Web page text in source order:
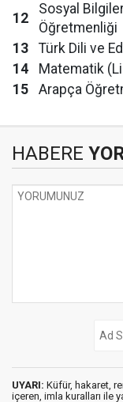
12
Sosyal
Öğretmenliği
13
Türk Dili ve
14
Matematik
15
Arapça
HABERE
UYARI: Küfür, hakaret,
içeren, imla kuralları ile